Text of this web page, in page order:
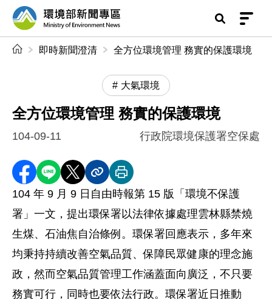
前往中央內容區塊
環境部新聞專區
即時新聞澄清 全方位環境管理 務實的保護環境
大氣環境
全方位環境管理 務實的保護環境
104-09-11 行政院環境保護署空保處
分享至 Facebook
分享到 LINE
分享到 X分享內容連結
列印本頁
104 年 9 月 9 日自由時報第 15 版「環境不保護
署」一文，提出環保署以法律依據處理雲林縣禁燒
生煤、石油焦自治條例。環保署回應表示，多年來
均秉持持續改善空氣品質、保障民眾健康的理念施
政，然而空氣品質管理工作涵蓋面向廣泛，不只要
務實可行，同時也要依法行政。環保署近日推動